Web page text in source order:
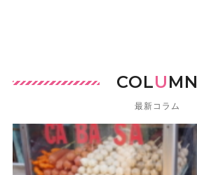
COLUMN
最新コラム